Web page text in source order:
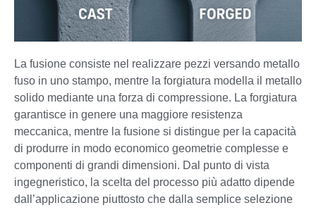
La fusione consiste nel realizzare pezzi versando metallo
fuso in uno stampo, mentre la forgiatura modella il metallo
solido mediante una forza di compressione. La forgiatura
garantisce in genere una maggiore resistenza
meccanica, mentre la fusione si distingue per la capacità
di produrre in modo economico geometrie complesse e
componenti di grandi dimensioni. Dal punto di vista
ingegneristico, la scelta del processo più adatto dipende
dall’applicazione piuttosto che dalla semplice selezione